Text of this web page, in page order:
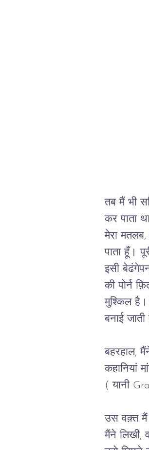
तब मैं भी
कर पाता
मेरा
पाता हूँ।
इसी
की पोर्न
मुश्किल है।
बनाई
बहरहाल,
कहानियां
( यानी
उस वक़्त मैं
मैंने लिखी,